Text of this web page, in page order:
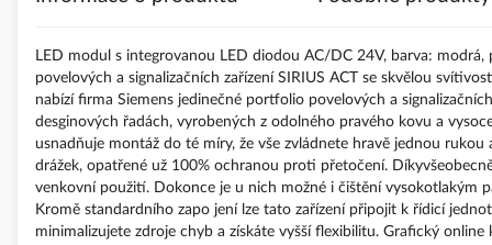
LED modul s integrovanou LED diodou AC/DC 24V, barva:
povelových a signalizačních zařízení SIRIUS ACT se skvělou
nabízí firma Siemens jedinečné portfolio povelových a
desginových řadách, vyrobených z odolného pravého kovu a
usnadňuje montáž do té míry, že vše zvládnete hravě jednou
drážek, opatřené už 100% ochranou proti přetočení.
venkovní použití. Dokonce je u nich možné i čištění vysokotlakým
Kromě standardního zapo jení lze tato zařízení připojit k řídicí
minimalizujete zdroje chyb a získáte vyšší flexibilitu. Grafický